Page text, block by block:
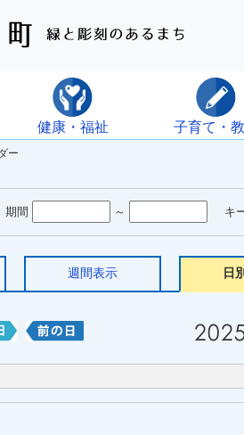
健康・福祉 子育て・
ー
期間 ～ キ
週間表示 日